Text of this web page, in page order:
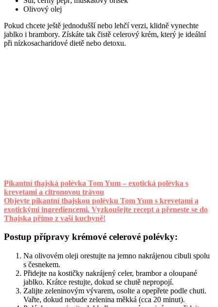
Olivový olej
Pokud chcete ještě jednodušší nebo lehčí verzi, klidně vynechte
jablko i brambory. Získáte tak čistě celerový krém, který je ideální
při nízkosacharidové dietě nebo detoxu.
Pikantní thajská polévka Tom Yum – exotická polévka s
krevetami a citronovou trávou
Objevte pikantní thajskou polévku Tom Yum s krevetami a
exotickými ingrediencemi. Vyzkoušejte recept a přeneste se do
Thajska přímo z vaší kuchyně!
Postup přípravy krémové celerové polévky:
Na olivovém oleji orestujte na jemno nakrájenou cibuli spolu
s česnekem.
Přidejte na kostičky nakrájený celer, brambor a oloupané
jablko. Krátce restujte, dokud se chutě nepropojí.
Zalijte zeleninovým vývarem, osolte a opepřete podle chuti.
Vařte, dokud nebude zelenina měkká (cca 20 minut).